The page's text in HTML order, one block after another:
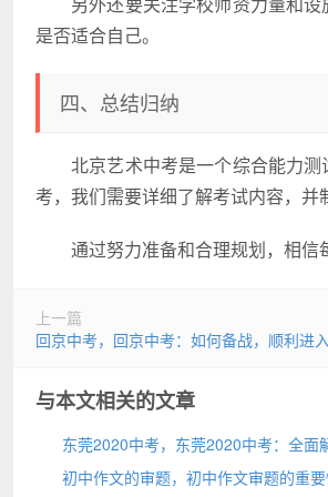
是否适合自己。
四、总结归纳
北京艺术中考是一个综合能力
考，我们需要详细了解考试内容，并
通过努力准备和合理规划，相信
上一篇
回京中考，回京中考：如何备战，顺利进
与本文相关的文章
东莞2020中考，东莞2020中考：全面
分！初中作文的审题，初中作文审题的重